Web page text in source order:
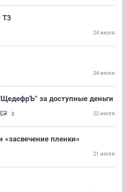
T3
24 июля
24 июля
за доступные деньги
3 22 июля
пленки»
21 июля